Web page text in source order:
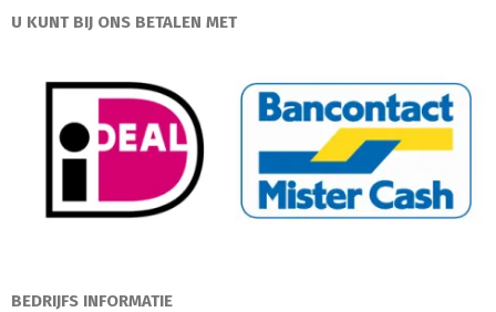
U KUNT BIJ ONS BETALEN MET
BEDRIJFS INFORMATIE